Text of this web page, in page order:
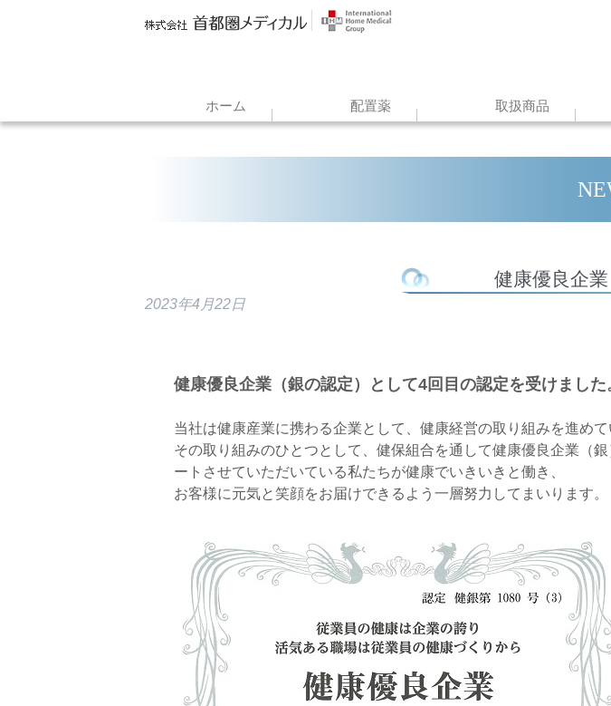
ホーム
配置薬 取扱商品
健康優良企業
2023年4月22日
健康優良企業（銀の認定）として4回目の認定を受けました
当社は健康産業に携わる企業として、健康経営の取り組みを進めて
その取り組みのひとつとして、健保組合を通して健康優良企
ートさせていただいている私たちが健康でいきいきと働き、
お客様に元気と笑顔をお届けできるよう一層努力してまいります。